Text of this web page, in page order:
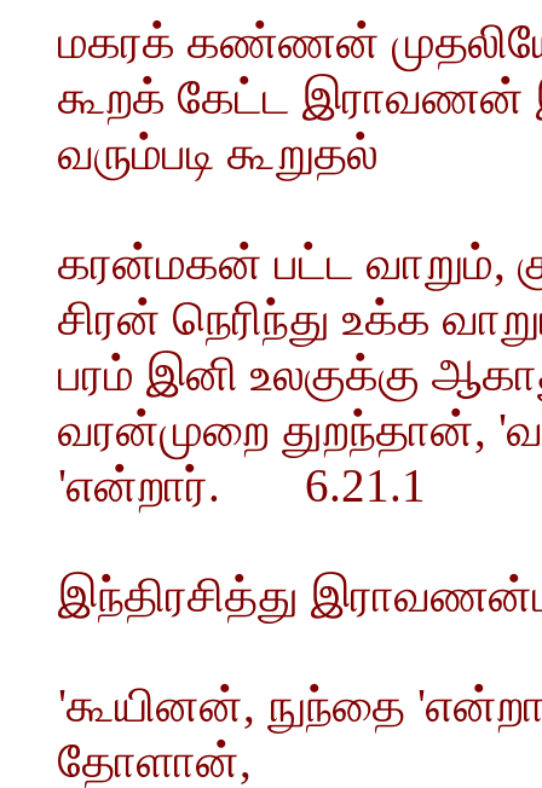
மகரக் கண்ணன்
கூறக் கேட்ட இராவணன்
வரும்படி கூறுதல்
கரன்மகன் பட்ட வாறும்,
சிரன் நெரிந்து உக்க
பரம் இனி உலகுக்கு
வரன்முறை துறந்தான்,
'என்றார். 6.21.1
இந்திரசித்து
'கூயினன், நுந்தை
தோளான்,